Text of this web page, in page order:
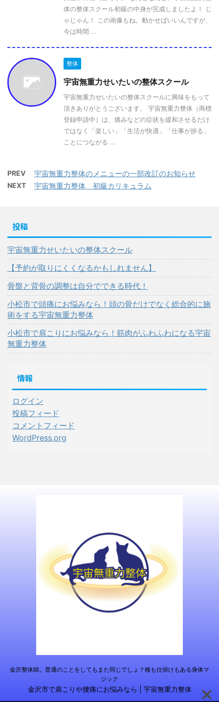
体の整体スクール初級の中身が完成しましたよ！ じ
ゃじゃん！ この画像もね。動かせばいいんですが、
今は時間 ...
整体
宇宙無重力せいたいの整体スクール
宇宙無重力せいたいの整体スクールに興味をもって
頂きありがとうございます。 宇宙無重力整体（商標
登録申請中）は、痛みなどの症状を緩和させるだけ
ではなく「楽しい」「生活が快適」「仕事が捗る」
ことにつながる ...
PREV 宇宙無重力整体のメニューの一部改訂のお知らせ
NEXT 宇宙無重力整体 初級カリキュラム
投稿
宇宙無重力せいたいの整体スクール
【予約が取りにくくなるかもしれません】
骨盤と背骨の調整は自分でできる時代！
小松市で頭痛にお悩みなら！頭の骨だけでなく総合的に施
術をする宇宙無重力整体
小松市で肩こりにお悩みなら！筋肉がふわふわになる宇宙
無重力整体
情報
ログイン
投稿フィード
コメントフィード
WordPress.org
金沢整体師。普通のことをしてもまた同じでしょ？種も仕掛けもある身体マ
ジック
金沢市で肩こりや腰痛にお悩みなら | 宇宙無重力整体